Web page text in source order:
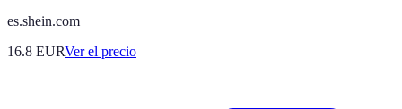
es.shein.com
16.8 EURVer el precio